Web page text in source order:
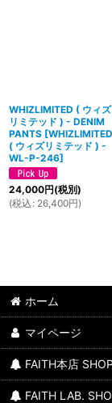
WHIZLIMITED ( ウィズ
リミテッド ) - DENIM
PANTS [WHIZLIMITED
( ウィズリミテッド ) -
WL-P-246]
24,000円(税別)
(税込 : 26,400円)
ホーム
マイページ
FAITH本店
FAITH LAB.